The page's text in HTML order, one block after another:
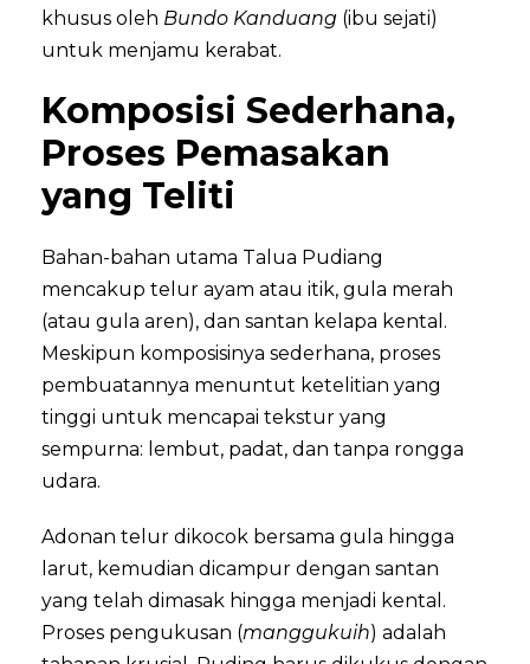
khusus oleh Bundo Kanduang (ibu sejati)
untuk menjamu kerabat.
Komposisi Sederhana,
Proses Pemasakan
yang Teliti
Bahan-bahan utama Talua Pudiang
mencakup telur ayam atau itik, gula merah
(atau gula aren), dan santan kelapa kental.
Meskipun komposisinya sederhana, proses
pembuatannya menuntut ketelitian yang
tinggi untuk mencapai tekstur yang
sempurna: lembut, padat, dan tanpa rongga
udara.
Adonan telur dikocok bersama gula hingga
larut, kemudian dicampur dengan santan
yang telah dimasak hingga menjadi kental.
Proses pengukusan (manggukuih) adalah